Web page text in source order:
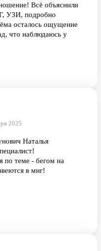
Всё объяснили
УЗИ, подробно
осталось ощущение
что наблюдаюсь у
2025
Наталья
по теме - бегом на
в миг!